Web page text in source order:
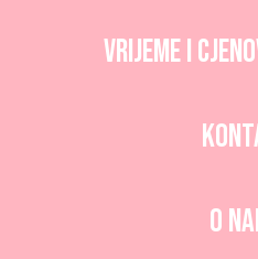
Vrijeme i
O